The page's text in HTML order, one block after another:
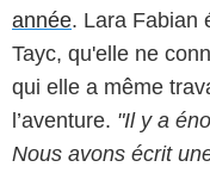
année. Lara Fabian
Tayc, qu'elle ne
qui elle a même
l’aventure. "Il y a
Nous avons écrit